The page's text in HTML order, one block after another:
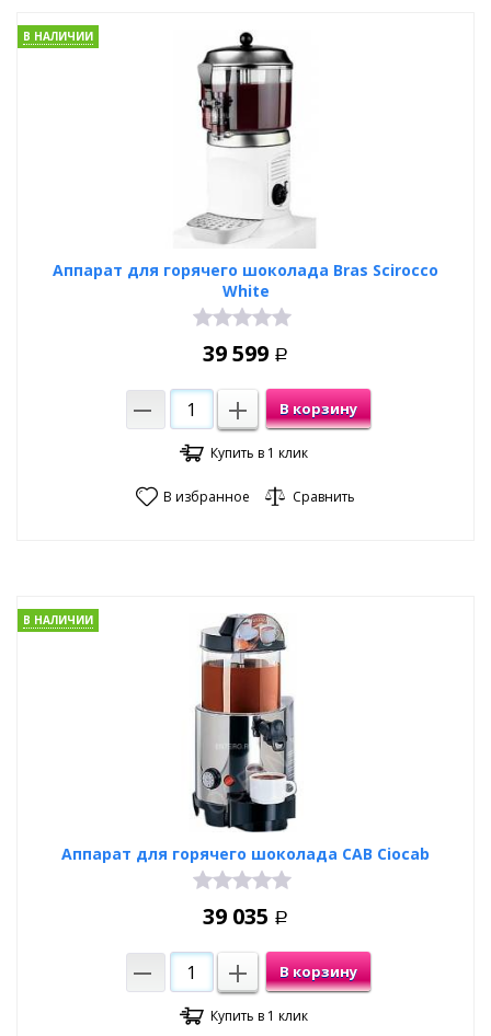
Аппарат для горячего шоколада Bras Scirocco
White
В НАЛИЧИИ
39 599 Р
В корзину
Купить в 1 клик
В избранное Сравнить
Аппарат для горячего шоколада CAB Ciocab
В НАЛИЧИИ
39 035 Р
В корзину
Купить в 1 клик